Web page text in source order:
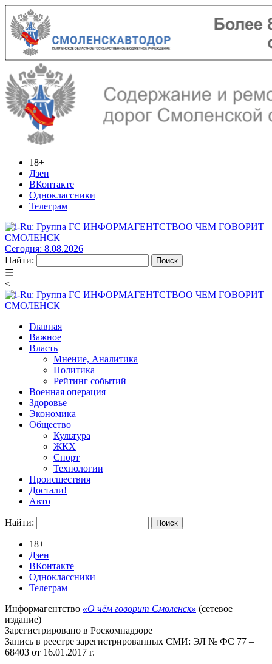
18+
Дзен
ВКонтакте
Одноклассники
Телеграм
ИНФОРМАГЕНТСТВОО ЧЕМ ГОВОРИТ
СМОЛЕНСК
Сегодня: 8.08.2026
Найти:
☰
<
ИНФОРМАГЕНТСТВОО ЧЕМ ГОВОРИТ
СМОЛЕНСК
Главная
Важное
Власть
Мнение, Аналитика
Политика
Рейтинг событий
Военная операция
Здоровье
Экономика
Общество
Культура
ЖКХ
Спорт
Технологии
Происшествия
Достали!
Авто
Найти:
18+
Дзен
ВКонтакте
Одноклассники
Телеграм
Информагентство «О чём говорит Смоленск» (сетевое
издание)
Зарегистрировано в Роскомнадзоре
Запись в реестре зарегистрированных СМИ: ЭЛ № ФС 77 –
68403 от 16.01.2017 г.